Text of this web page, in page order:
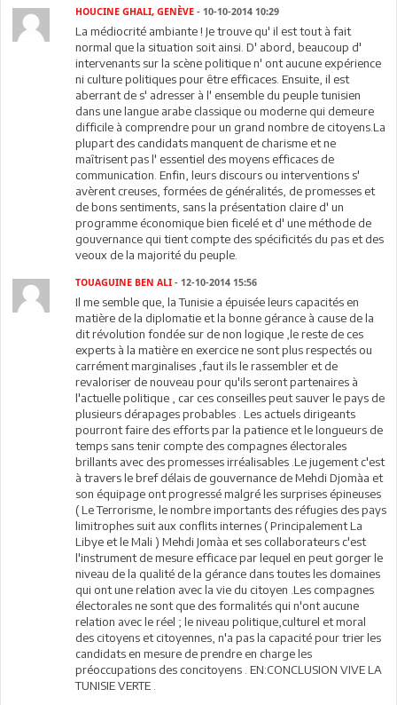
HOUCINE GHALI, GENÈVE - 10-10-2014 10:29
La médiocrité ambiante ! Je trouve qu' il est tout à fait
normal que la situation soit ainsi. D' abord, beaucoup d'
intervenants sur la scène politique n' ont aucune expérience
ni culture politiques pour être efficaces. Ensuite, il est
aberrant de s' adresser à l' ensemble du peuple tunisien
dans une langue arabe classique ou moderne qui demeure
difficile à comprendre pour un grand nombre de citoyens.La
plupart des candidats manquent de charisme et ne
maîtrisent pas l' essentiel des moyens efficaces de
communication. Enfin, leurs discours ou interventions s'
avèrent creuses, formées de généralités, de promesses et
de bons sentiments, sans la présentation claire d' un
programme économique bien ficelé et d' une méthode de
gouvernance qui tient compte des spécificités du pas et des
veoux de la majorité du peuple.
TOUAGUINE BEN ALI - 12-10-2014 15:56
Il me semble que, la Tunisie a épuisée leurs capacités en
matière de la diplomatie et la bonne gérance à cause de la
dit révolution fondée sur de non logique ,le reste de ces
experts à la matière en exercice ne sont plus respectés ou
carrément marginalises ,faut ils le rassembler et de
revaloriser de nouveau pour qu'ils seront partenaires à
l'actuelle politique , car ces conseilles peut sauver le pays de
plusieurs dérapages probables . Les actuels dirigeants
pourront faire des efforts par la patience et le longueurs de
temps sans tenir compte des compagnes électorales
brillants avec des promesses irréalisables .Le jugement c'est
à travers le bref délais de gouvernance de Mehdi Djomàa et
son équipage ont progressé malgré les surprises épineuses
( Le Terrorisme, le nombre importants des réfugies des pays
limitrophes suit aux conflits internes ( Principalement La
Libye et le Mali ) Mehdi Jomàa et ses collaborateurs c'est
l'instrument de mesure efficace par lequel en peut gorger le
niveau de la qualité de la gérance dans toutes les domaines
qui ont une relation avec la vie du citoyen .Les compagnes
électorales ne sont que des formalités qui n'ont aucune
relation avec le réel ; le niveau politique,culturel et moral
des citoyens et citoyennes, n'a pas la capacité pour trier les
candidats en mesure de prendre en charge les
préoccupations des concitoyens . EN:CONCLUSION VIVE LA
TUNISIE VERTE .